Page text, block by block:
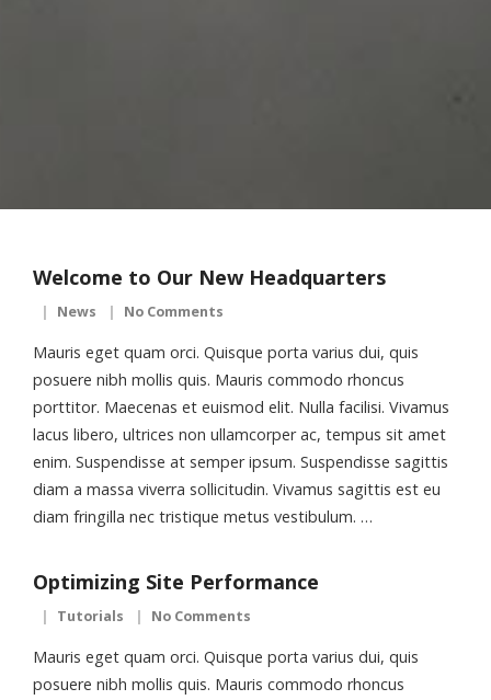
Welcome to Our New Headquarters
News No Comments
Mauris eget quam orci. Quisque porta varius dui, quis
posuere nibh mollis quis. Mauris commodo rhoncus
porttitor. Maecenas et euismod elit. Nulla facilisi. Vivamus
lacus libero, ultrices non ullamcorper ac, tempus sit amet
enim. Suspendisse at semper ipsum. Suspendisse sagittis
diam a massa viverra sollicitudin. Vivamus sagittis est eu
diam fringilla nec tristique metus vestibulum. …
Optimizing Site Performance
Tutorials No Comments
Mauris eget quam orci. Quisque porta varius dui, quis
posuere nibh mollis quis. Mauris commodo rhoncus